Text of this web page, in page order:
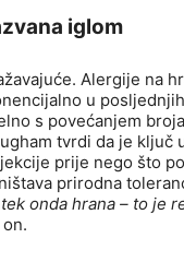
iglom
Alergije na
u
s povećanjem
tvrdi da je ključ
prije nego što
prirodna
onda hrana – to je